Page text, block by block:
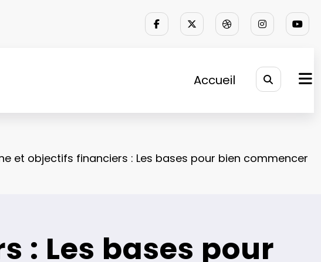
Accueil
et objectifs financiers : Les bases pour bien commencer
: Les bases pour